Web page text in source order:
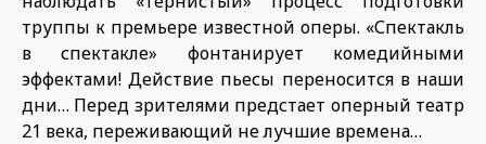
труппы к премьере известной оперы. «Спектакль
в спектакле» фонтанирует комедийными
эффектами! Действие пьесы переносится в наши
дни… Перед зрителями предстает оперный театр
21 века, переживающий не лучшие времена…